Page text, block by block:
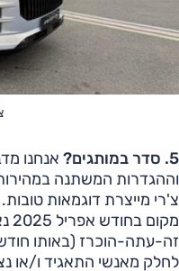
5. סדר במותגים?
אנחנו
וההגדרות המשתנה
צ'רי מייצרת דוגמאות
זה-עתה-הוכרז (באותו חודש